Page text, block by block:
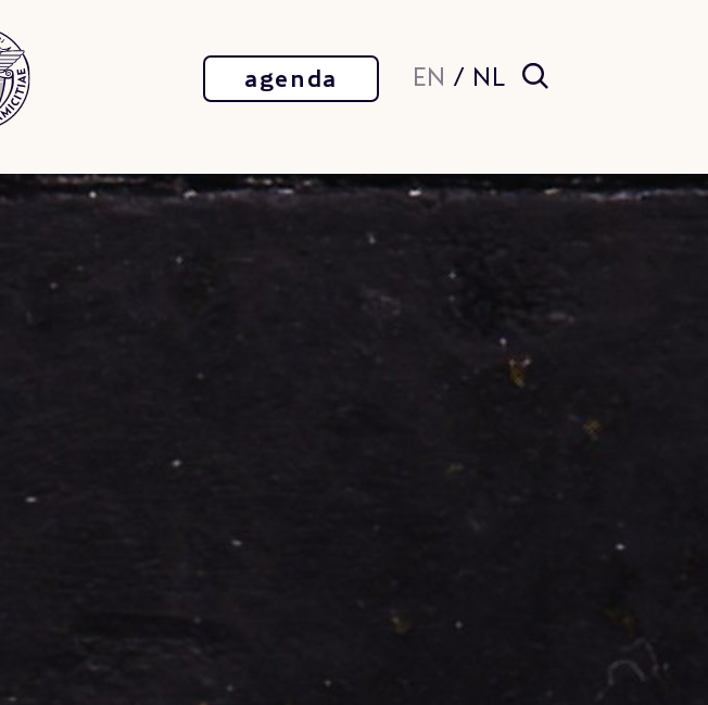
agenda EN / NL